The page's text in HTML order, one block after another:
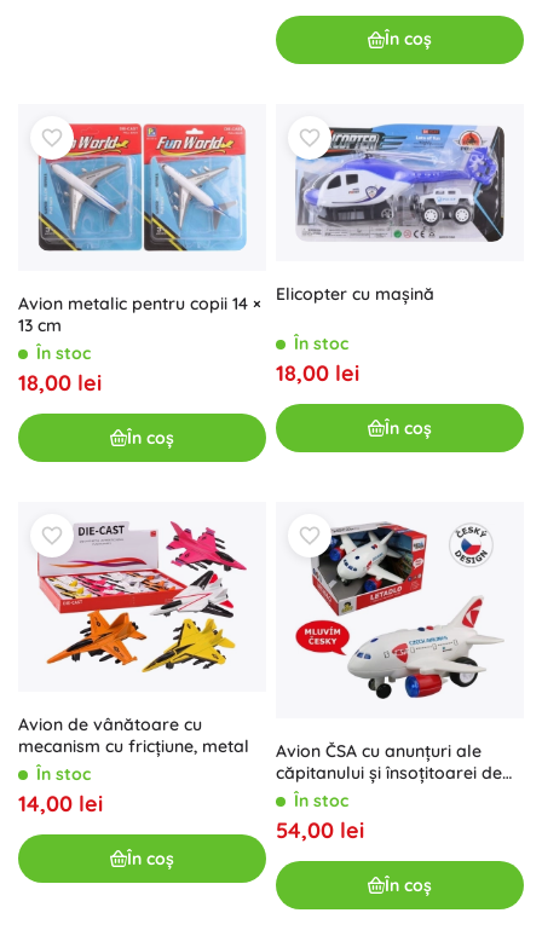
În coș
Avion metalic pentru copii 14 ×
13 cm
În stoc
18,00 lei
În coș
Elicopter cu mașină
În stoc
18,00 lei
În coș
Avion de vânătoare cu
mecanism cu fricțiune, metal
În stoc
14,00 lei
În coș
Avion ČSA cu anunțuri ale
căpitanului și însoțitoarei de
bord, cu mecanism cu inerție
În stoc
54,00 lei
În coș